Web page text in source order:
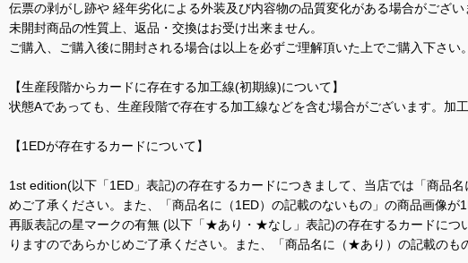
伝票の剥がし跡や 経年劣化による外装及び内容物の品質変化がある場合がござい
未開封商品の性質上、返品・交換はお受け出来ません。
ご購入、ご購入後に開封される場合は以上を必ずご理解頂いた上でご購入下さい。
【生産段階からカードに存在する加工線(初期線)について】
状態Aであっても、生産段階で存在する加工線などを含む場合がございます。加
【1EDが存在するカードについて】
1st edition(以下「1ED」表記)の存在するカードにつきまして、当店では「商品
めご了承ください。また、「商品名に（1ED）の記載のないもの」の商品画像
再販表記の星マークの有無 (以下「★あり・★なし」表記)の存在するカードに
りますのであらかじめご了承ください。また、「商品名に（★あり）の記載の